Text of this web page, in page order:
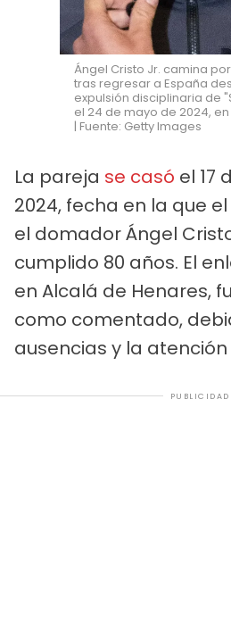
Ángel Cristo Jr. camina
tras regresar a España
expulsión disciplinaria de
el 24 de mayo de 2024,
| Fuente: Getty Images
La pareja se casó el 17
2024, fecha en la que
el domador Ángel
cumplido 80 años. El
en Alcalá de Henares,
como comentado,
ausencias y la
PUBLICIDAD